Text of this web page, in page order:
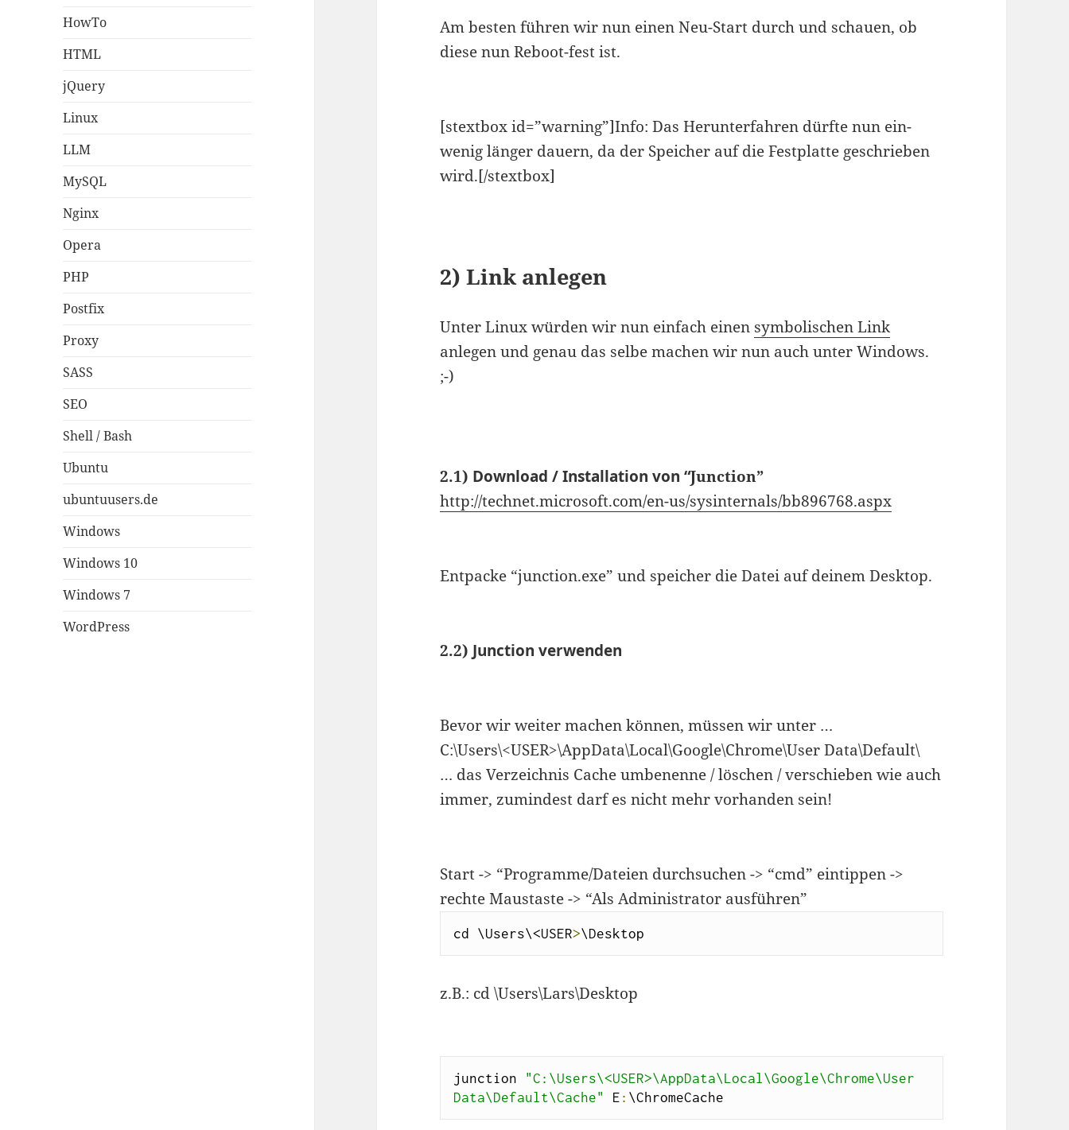
HowTo
HTML
jQuery
Linux
LLM
MySQL
Nginx
Opera
PHP
Postfix
Proxy
SASS
SEO
Shell / Bash
Ubuntu
ubuntuusers.de
Windows
Windows 10
Windows 7
WordPress
Am besten führen wir nun einen Neu-Start durch und schauen, ob
diese nun Reboot-fest ist.
[stextbox id=”warning”]Info: Das Herunterfahren dürfte nun ein-
wenig länger dauern, da der Speicher auf die Festplatte geschrieben
wird.[/stextbox]
2) Link anlegen
Unter Linux würden wir nun einfach einen symbolischen Link
anlegen und genau das selbe machen wir nun auch unter Windows.
;-)
2.1) Download / Installation von “Junction”
http://technet.microsoft.com/en-us/sysinternals/bb896768.aspx
Entpacke “junction.exe” und speicher die Datei auf deinem Desktop.
2.2) Junction verwenden
Bevor wir weiter machen können, müssen wir unter …
C:\Users\<USER>\AppData\Local\Google\Chrome\User Data\Default\
… das Verzeichnis Cache umbenenne / löschen / verschieben wie auch
immer, zumindest darf es nicht mehr vorhanden sein!
Start -> “Programme/Dateien durchsuchen -> “cmd” eintippen ->
rechte Maustaste -> “Als Administrator ausführen”
cd \Users\<USER>\Desktop
z.B.: cd \Users\Lars\Desktop
junction
"C:\Users\<USER>\AppData\Local\Google\Chrome\User
Data\Default\Cache"
E : \ChromeCache